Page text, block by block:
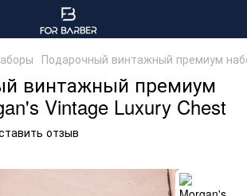
Подарочный винтажный премиум
винтажный премиум
Vintage Luxury Chest
отзыв